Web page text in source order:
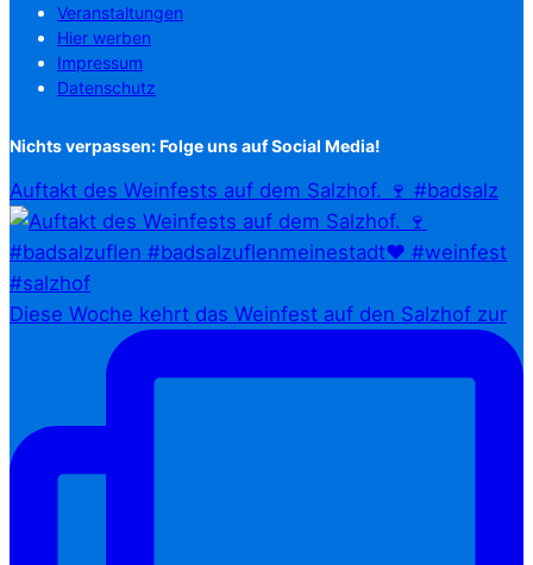
Veranstaltungen
Hier werben
Impressum
Datenschutz
Nichts verpassen: Folge uns auf Social Media!
Auftakt des Weinfests auf dem Salzhof. 🍷 #badsalz
Diese Woche kehrt das Weinfest auf den Salzhof zur